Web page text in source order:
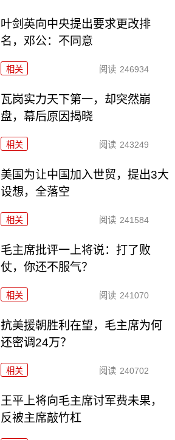
叶剑英向中央提出要求更改排
名，邓公：不同意
相关 阅读 246934
瓦岗实力天下第一，却突然崩
盘，幕后原因揭晓
相关 阅读 243249
美国为让中国加入世贸，提出3大
设想，全落空
相关 阅读 241584
毛主席批评一上将说：打了败
仗，你还不服气？
相关 阅读 241070
抗美援朝胜利在望，毛主席为何
还密调24万？
相关 阅读 240702
王平上将向毛主席讨军费未果，
反被主席敲竹杠